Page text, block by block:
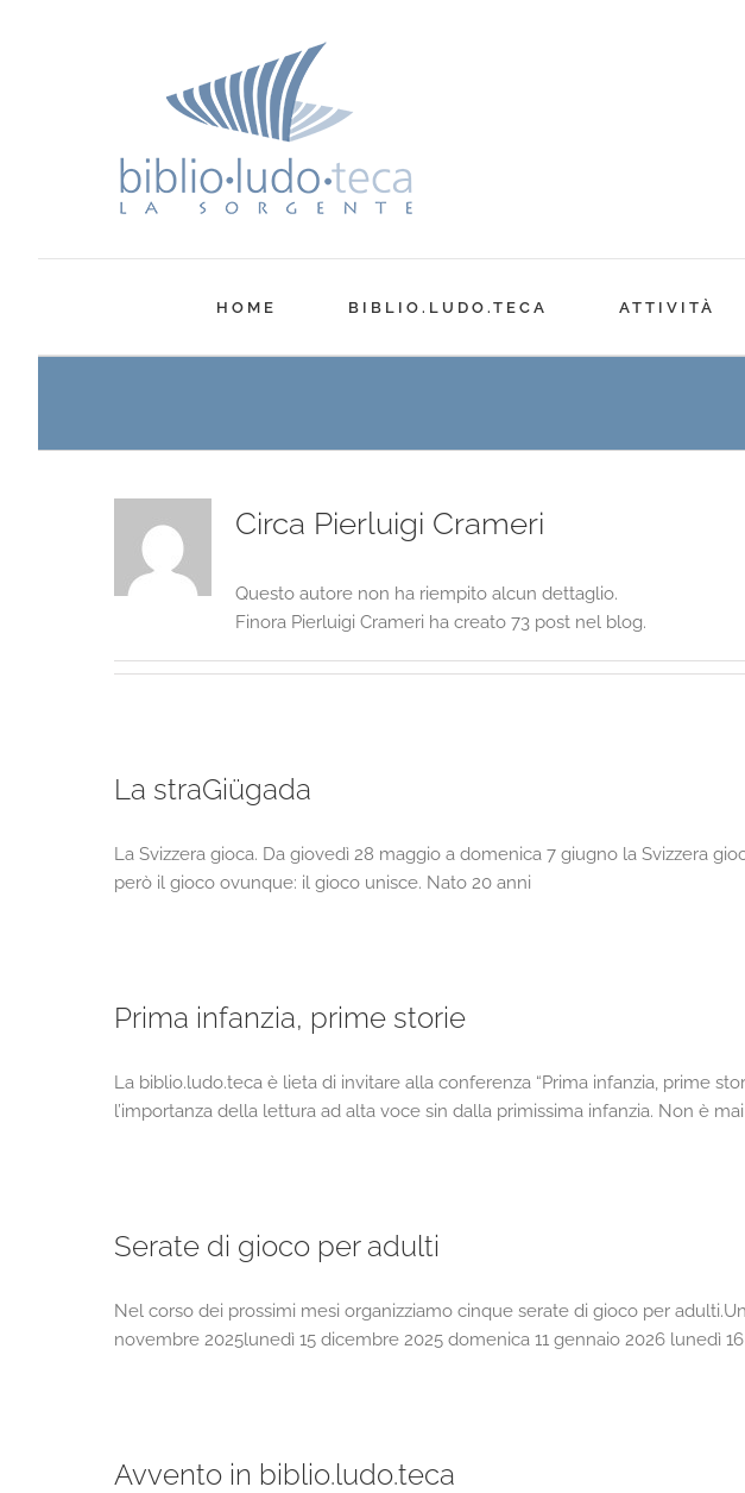
HOME BIBLIO.LUDO.TECA ATTIVITÀ
Circa Pierluigi Crameri
Questo autore non ha riempito alcun dettaglio.
Finora Pierluigi Crameri ha creato 73 post nel blog.
La straGiügada
La Svizzera gioca. Da giovedì 28 maggio a domenica 7 giugno la Svizzera
però il gioco ovunque: il gioco unisce. Nato 20 anni
Prima infanzia, prime storie
La biblio.ludo.teca è lieta di invitare alla conferenza “Prima infanzia, prime
l’importanza della lettura ad alta voce sin dalla primissima infanzia. Non è
Serate di gioco per adulti
Nel corso dei prossimi mesi organizziamo cinque serate di gioco per
novembre 2025lunedì 15 dicembre 2025 domenica 11 gennaio 2026 lunedì
Avvento in biblio.ludo.teca